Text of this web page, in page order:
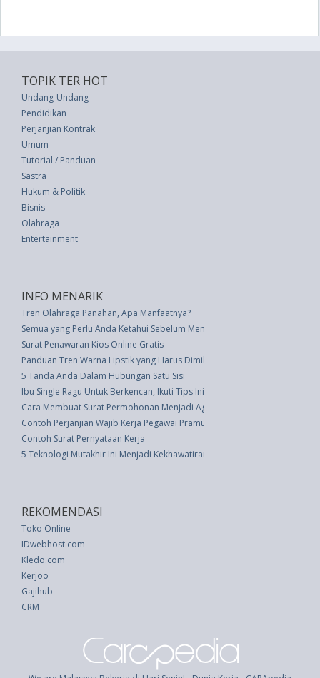
TOPIK TER HOT
Undang-Undang
Pendidikan
Perjanjian Kontrak
Umum
Tutorial / Panduan
Sastra
Hukum & Politik
Bisnis
Olahraga
Entertainment
INFO MENARIK
Tren Olahraga Panahan, Apa Manfaatnya?
Semua yang Perlu Anda Ketahui Sebelum Mendapatkan Veneer Gigi
Surat Penawaran Kios Online Gratis
Panduan Tren Warna Lipstik yang Harus Dimiliki di Meja Rias
5 Tanda Anda Dalam Hubungan Satu Sisi
Ibu Single Ragu Untuk Berkencan, Ikuti Tips Ini
Cara Membuat Surat Permohonan Menjadi Agen TIKI/JNE Beserta Contoh
Contoh Perjanjian Wajib Kerja Pegawai Pramugari
Contoh Surat Pernyataan Kerja
5 Teknologi Mutakhir Ini Menjadi Kekhawatiran Dunia
REKOMENDASI
Toko Online
IDwebhost.com
Kledo.com
Kerjoo
Gajihub
CRM